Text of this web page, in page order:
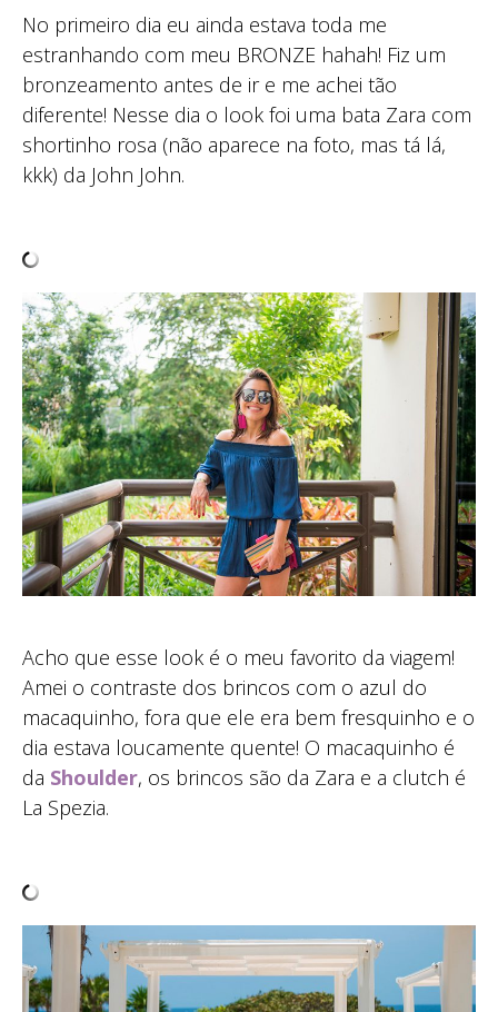
No primeiro dia eu ainda estava toda me
estranhando com meu BRONZE hahah! Fiz um
bronzeamento antes de ir e me achei tão
diferente! Nesse dia o look foi uma bata Zara com
shortinho rosa (não aparece na foto, mas tá lá,
kkk) da John John.
Acho que esse look é o meu favorito da viagem!
Amei o contraste dos brincos com o azul do
macaquinho, fora que ele era bem fresquinho e o
dia estava loucamente quente! O macaquinho é
da Shoulder, os brincos são da Zara e a clutch é
La Spezia.